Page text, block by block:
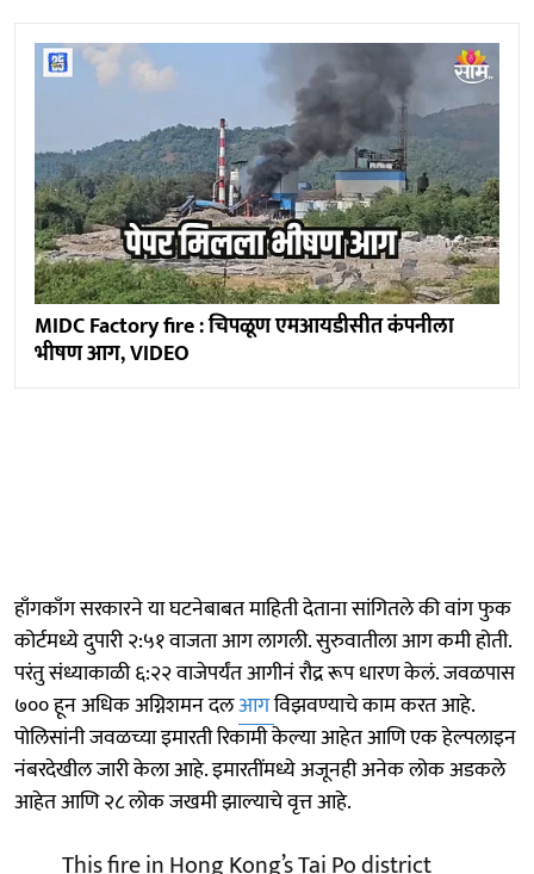
MIDC Factory fire : चिपळूण एमआयडीसीत कंपनीला
भीषण आग, VIDEO
हाँगकाँग सरकारने या घटनेबाबत माहिती देताना सांगितले की वांग फुक
कोर्टमध्ये दुपारी २:५१ वाजता आग लागली. सुरुवातीला आग कमी होती.
परंतु संध्याकाळी ६:२२ वाजेपर्यंत आगीनं रौद्र रूप धारण केलं. जवळपास
७०० हून अधिक अग्निशमन दलआगविझवण्याचे काम करत आहे.
पोलिसांनी जवळच्या इमारती रिकामी केल्या आहेत आणि एक हेल्पलाइन
नंबरदेखील जारी केला आहे. इमारतींमध्ये अजूनही अनेक लोक अडकले
आहेत आणि २८ लोक जखमी झाल्याचे वृत्त आहे.
This fire in Hong Kong’s Tai Po district